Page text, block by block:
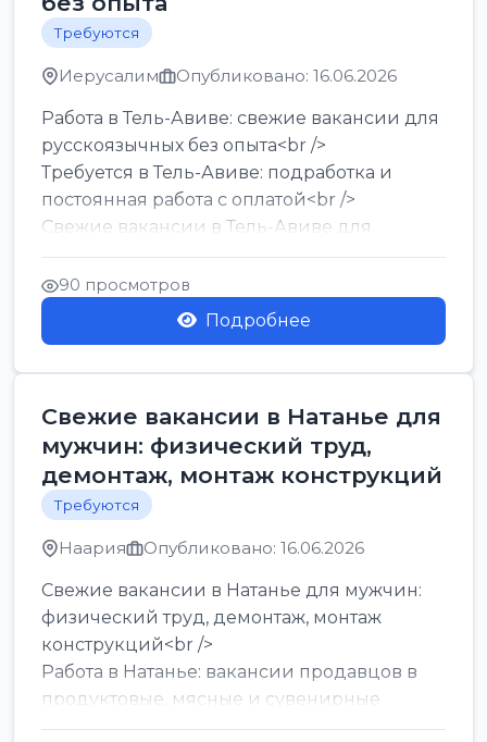
Требуются
Иерусалим Опубликовано: 16.06.2026
Работа в Тель-Авиве: свежие вакансии для
русскоязычных без опыта<br />
Требуется в Тель-Авиве: подработка и
постоянная работа с оплатой<br />
Свежие вакансии в Тель-Авиве для
мужчин и женщин от хозя...
90 просмотров
Подробнее
Свежие вакансии в Натанье для
мужчин: физический труд,
демонтаж, монтаж конструкций
Требуются
Наария Опубликовано: 16.06.2026
Свежие вакансии в Натанье для мужчин:
физический труд, демонтаж, монтаж
конструкций<br />
Работа в Натанье: вакансии продавцов в
продуктовые, мясные и сувенирные
лавки<br />